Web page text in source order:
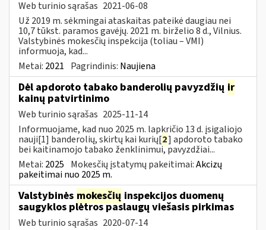
Web turinio sąrašas 2021-06-08
Už 2019 m. sėkmingai ataskaitas pateikė daugiau nei
10,7 tūkst. paramos gavėjų. 2021 m. birželio 8 d., Vilnius.
Valstybinės mokesčių inspekcija (toliau – VMI)
informuoja, kad...
Metai: 2021 Pagrindinis: Naujiena
Dėl apdoroto tabako banderolių pavyzdžių ir
kainų patvirtinimo
Web turinio sąrašas 2025-11-14
Informuojame, kad nuo 2025 m. lapkričio 13 d. įsigaliojo
nauji[1] banderolių, skirtų kai kurių[2] apdoroto tabako
bei kaitinamojo tabako ženklinimui, pavyzdžiai...
Metai: 2025 Mokesčių įstatymų pakeitimai:Akcizų
pakeitimai nuo 2025 m.
Valstybinės mokesčių inspekcijos duomenų
saugyklos plėtros paslaugų viešasis pirkimas
Web turinio sąrašas 2020-07-14